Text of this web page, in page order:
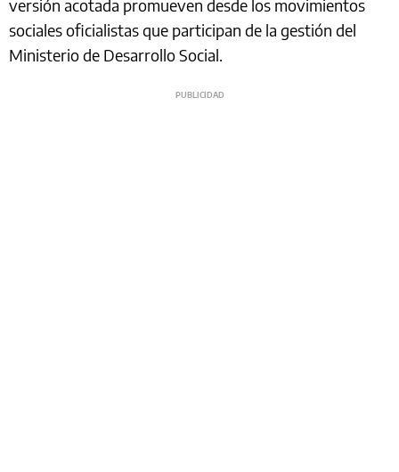
versión acotada promueven desde los movimientos
sociales oficialistas que participan de la gestión del
Ministerio de Desarrollo Social.